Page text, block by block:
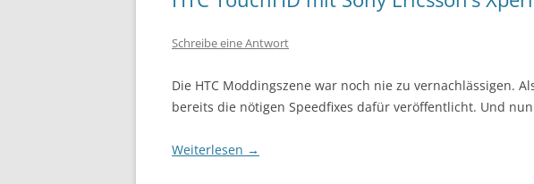
Schreibe eine Antwort
Die HTC Moddingszene war noch nie zu vernachlässigen.
bereits die nötigen Speedfixes dafür veröffentlicht. Und
Weiterlesen →